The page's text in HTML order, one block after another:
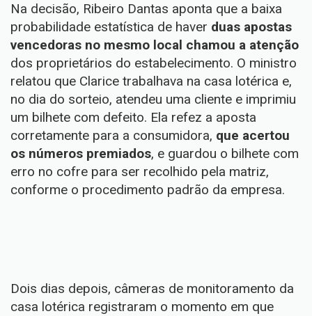
Na decisão, Ribeiro Dantas aponta que a baixa
probabilidade estatística de haver duas apostas
vencedoras no mesmo local chamou a atenção
dos proprietários do estabelecimento. O ministro
relatou que Clarice trabalhava na casa lotérica e,
no dia do sorteio, atendeu uma cliente e imprimiu
um bilhete com defeito. Ela refez a aposta
corretamente para a consumidora, que acertou
os números premiados, e guardou o bilhete com
erro no cofre para ser recolhido pela matriz,
conforme o procedimento padrão da empresa.
Dois dias depois, câmeras de monitoramento da
casa lotérica registraram o momento em que